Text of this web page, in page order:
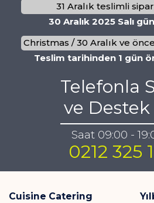
31 Aralık teslimli
30 Aralık 2025 Salı
Christmas / 30 Aralık ve
Teslim tarihinden 1 gün
Telefonla
ve Destek
Saat 09:00 -
0212 325
Cuisine Catering